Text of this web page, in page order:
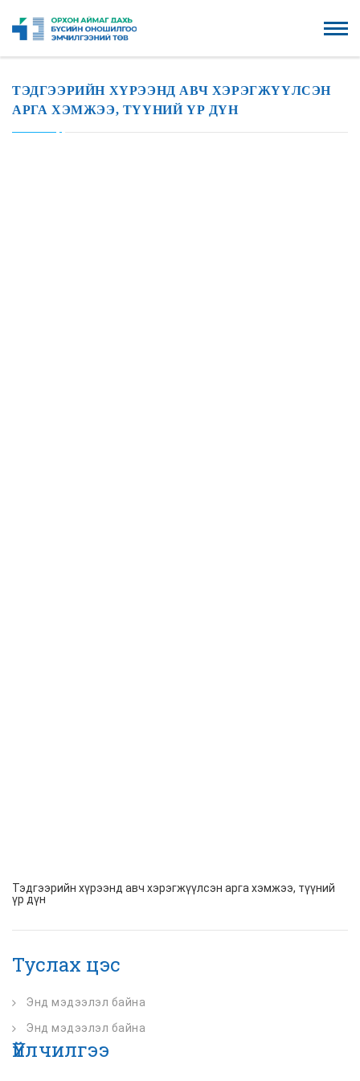
ТЭДГЭЭРИЙН ХҮРЭЭНД АВЧ ХЭРЭГЖҮҮЛСЭН
АРГА ХЭМЖЭЭ, ТҮҮНИЙ ҮР ДҮН
Тэдгээрийн хүрээнд авч хэрэгжүүлсэн арга хэмжээ, түүний
үр дүн
Туслах цэс
Энд мэдээлэл байна
Энд мэдээлэл байна
Үйлчилгээ